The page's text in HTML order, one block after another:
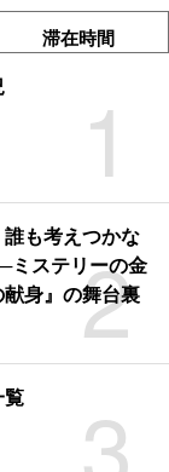
滞在時間
1
2
も考えつかな
ミステリーの金
身』の舞台裏
覧